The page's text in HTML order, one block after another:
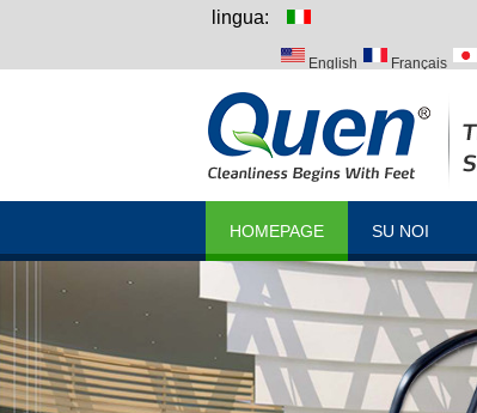
lingua:
English Français
HOMEPAGE SU NOI